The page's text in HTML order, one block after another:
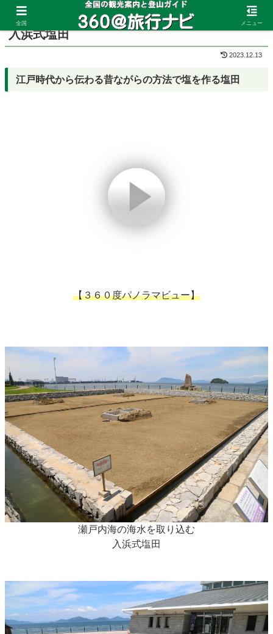
ホーム 香川県 宇多津
入浜式塩田
2023.12.13
江戸時代から伝わる昔ながらの方法で塩を作る塩田
【３６０度パノラマビュー】
瀬戸内海の海水を取り込む
入浜式塩田
全国 メニュー